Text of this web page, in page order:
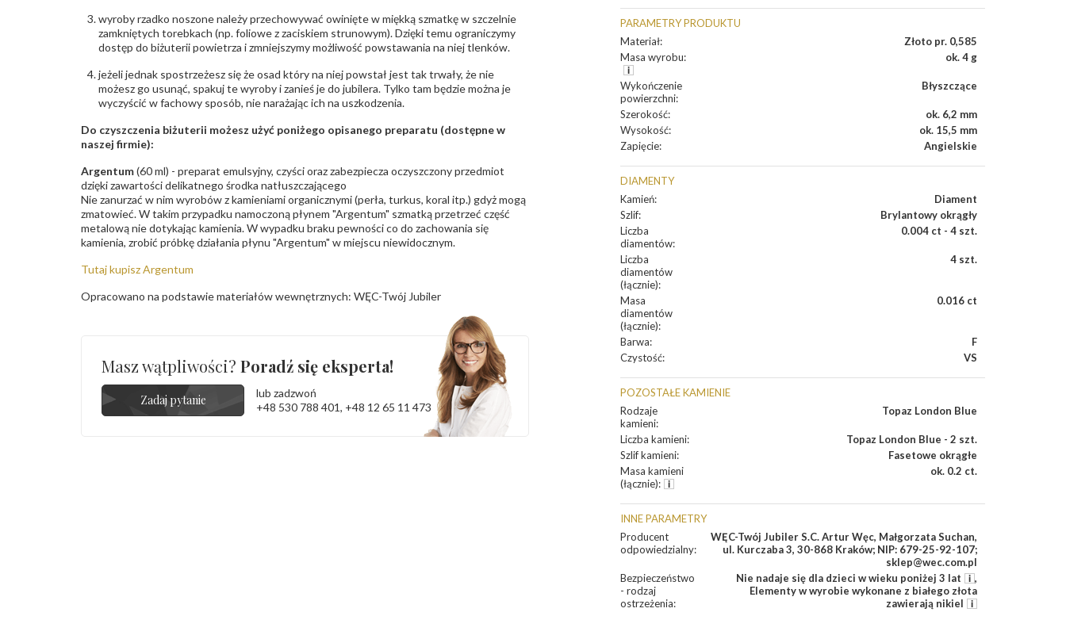
PARAMETRY PRODUKTU
Materiał:
Złoto pr. 0,585
Masa wyrobu: ok. 4 g
Wykończenie
powierzchni:
Błyszczące
Szerokość:
ok. 6,2 mm
Wysokość:
ok. 15,5 mm
Zapięcie: Angielskie
DIAMENTY
Kamień:
Diament
Szlif:
Brylantowy okrągły
Liczba
diamentów:
0.004 ct - 4 szt.
Liczba
diamentów
(łącznie):
4 szt.
Masa
diamentów
(łącznie):
0.016 ct
Barwa:
F
Czystość: VS
POZOSTAŁE KAMIENIE
Rodzaje
kamieni:
Topaz London Blue
Liczba kamieni:
Topaz London Blue - 2 szt.
Szlif kamieni:
Fasetowe okrągłe
Masa kamieni
(łącznie):
ok. 0.2 ct.
INNE PARAMETRY
Producent
odpowiedzialny:
WĘC-Twój Jubiler S.C. Artur Węc, Małgorzata Suchan,
ul. Kurczaba 3, 30-868 Kraków; NIP: 679-25-92-107;
sklep@wec.com.pl
Bezpieczeństwo
- rodzaj
ostrzeżenia:
Nie nadaje się dla dzieci w wieku poniżej 3 lat
,
Elementy w wyrobie wykonane z białego złota
zawierają nikiel
wyroby rzadko noszone należy przechowywać owinięte w miękką szmatkę w szczelnie
zamkniętych torebkach (np. foliowe z zaciskiem strunowym). Dzięki temu ograniczymy
dostęp do biżuterii powietrza i zmniejszymy możliwość powstawania na niej tlenków.
jeżeli jednak spostrzeżesz się że osad który na niej powstał jest tak trwały, że nie
możesz go usunąć, spakuj te wyroby i zanieś je do jubilera. Tylko tam będzie można je
wyczyścić w fachowy sposób, nie narażając ich na uszkodzenia.
Do czyszczenia biżuterii możesz użyć poniżego opisanego preparatu (dostępne w
naszej firmie):
Argentum(60 ml) - preparat emulsyjny, czyści oraz zabezpiecza oczyszczony przedmiot
dzięki zawartości delikatnego środka natłuszczającego
Nie zanurzać w nim wyrobów z kamieniami organicznymi (perła, turkus, koral itp.) gdyż mogą
zmatowieć. W takim przypadku namoczoną płynem "Argentum" szmatką przetrzeć część
metalową nie dotykając kamienia. W wypadku braku pewności co do zachowania się
kamienia, zrobić próbkę działania płynu "Argentum" w miejscu niewidocznym.
Tutaj kupisz Argentum
Opracowano na podstawie materiałów wewnętrznych: WĘC-Twój Jubiler
Masz wątpliwości? Poradź się eksperta!
Zadaj pytanie
lub zadzwoń
+48 530 788 401, +48 12 65 11 473